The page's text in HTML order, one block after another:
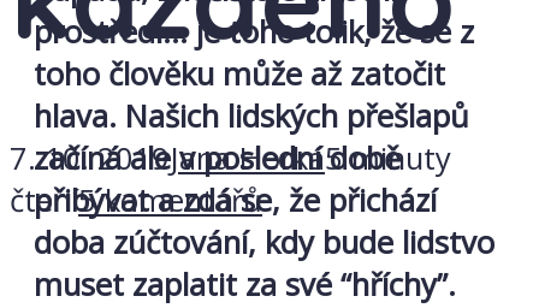
7. 10. 2019Jana Horká5 minuty
čtení5 komentářů
prostředí… je toho tolik, že se z
toho člověku může až zatočit
hlava. Našich lidských přešlapů
začíná ale v poslední době
přibývat a zdá se, že přichází
doba zúčtování, kdy bude lidstvo
muset zaplatit za své “hříchy”.